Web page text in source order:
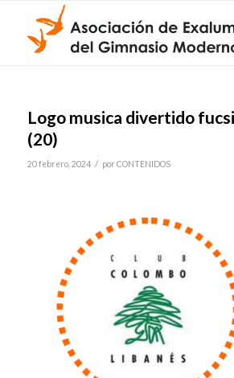
Logo musica divertido
(20)
20 febrero, 2024 / por CONTENIDOS